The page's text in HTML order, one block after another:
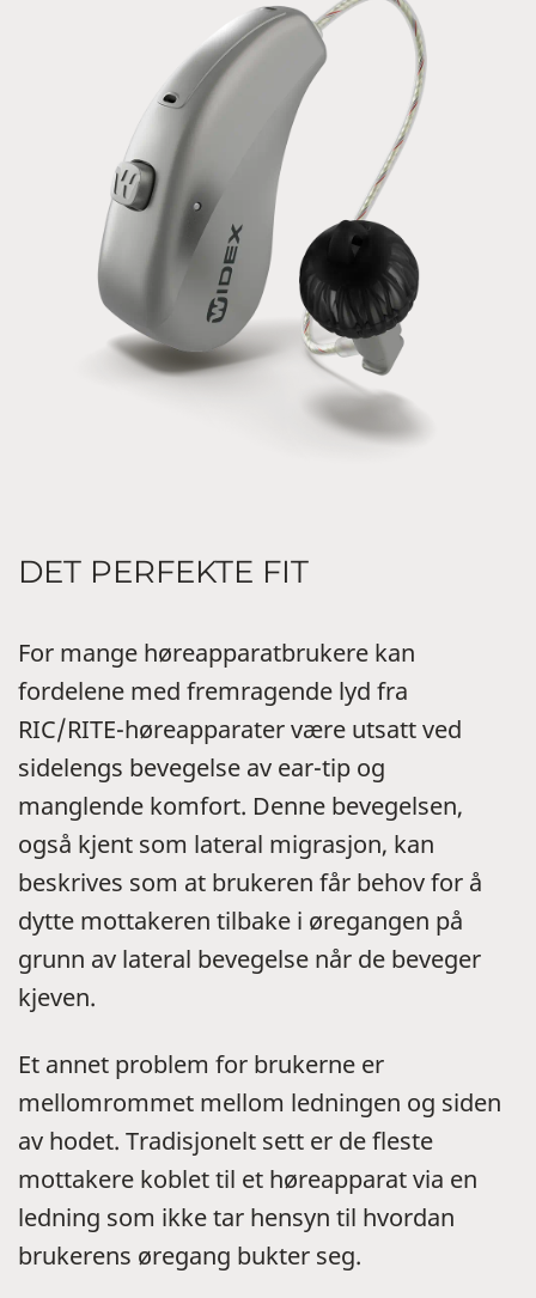
DET PERFEKTE FIT
For mange høreapparatbrukere kan
fordelene med fremragende lyd fra
RIC/RITE-høreapparater være utsatt ved
sidelengs bevegelse av ear-tip og
manglende komfort. Denne bevegelsen,
også kjent som lateral migrasjon, kan
beskrives som at brukeren får behov for å
dytte mottakeren tilbake i øregangen på
grunn av lateral bevegelse når de beveger
kjeven.
Et annet problem for brukerne er
mellomrommet mellom ledningen og siden
av hodet. Tradisjonelt sett er de fleste
mottakere koblet til et høreapparat via en
ledning som ikke tar hensyn til hvordan
brukerens øregang bukter seg.